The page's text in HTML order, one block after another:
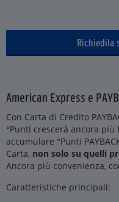
Richiedila
American Express e
Con Carta di Credito
°Punti crescerà ancora
accumulare °Punti
Carta, non solo su quelli
Ancora più convenienza,
Caratteristiche principali: